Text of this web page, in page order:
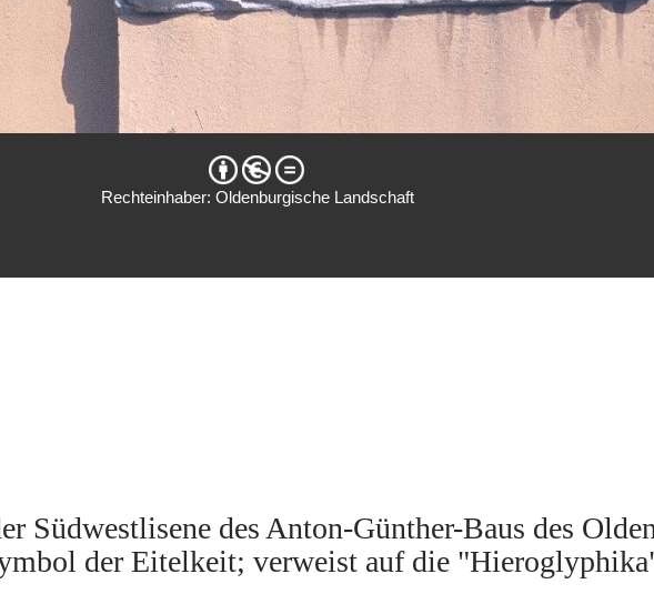
Rechteinhaber: Oldenburgische Landschaft
Südwestlisene des Anton-Günther-Baus des
der Eitelkeit; verweist auf die